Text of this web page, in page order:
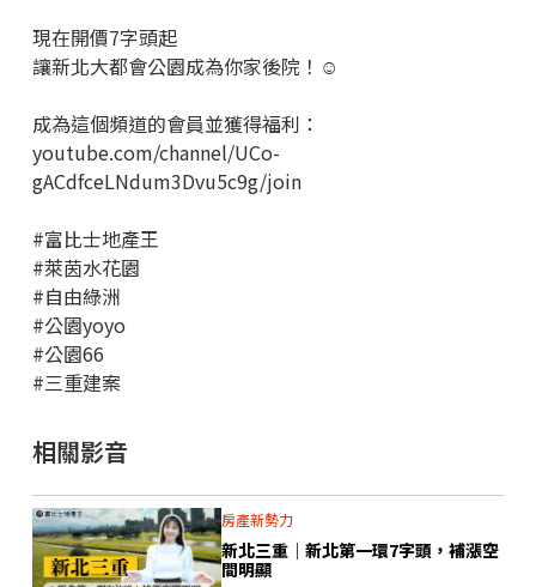
現在開價7字頭起
讓新北大都會公園成為你家後院！☺️
成為這個頻道的會員並獲得福利：
youtube.com/channel/UCo-
gACdfceLNdum3Dvu5c9g/join
#富比士地產王
#萊茵水花園
#自由綠洲
#公園yoyo
#公園66
#三重建案
相關影音
房產新勢力
新北三重｜新北第一環7字頭，補漲空
間明顯